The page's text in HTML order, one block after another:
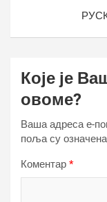
Које је
овоме?
Ваша адреса е-
поља су означена
Коментар *